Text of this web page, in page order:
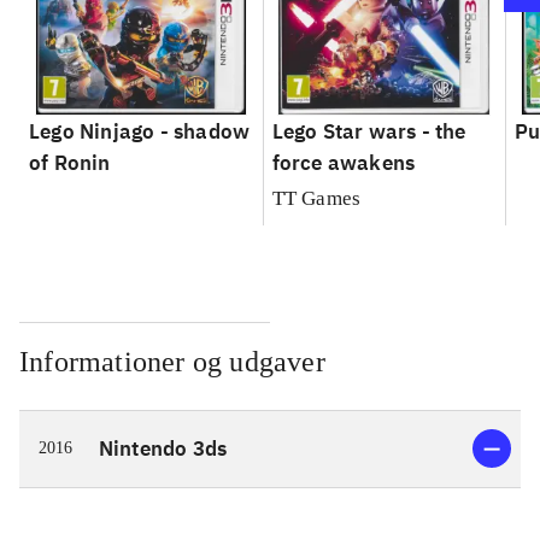
Lego Ninjago - shadow
of Ronin
Lego Star wars - the
force awakens
TT Games
Informationer og udgaver
2016 Nintendo 3ds